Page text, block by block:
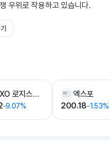
우위로 작용하고 있습니다.
GXO 로지스틱스
-9.07%
엑스포
200.18-1.53%